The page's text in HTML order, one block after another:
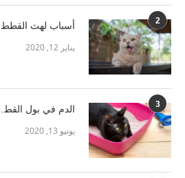
2 أسباب لهث القطط
يناير 12, 2020
3 الدم في بول
يونيو 13, 2020